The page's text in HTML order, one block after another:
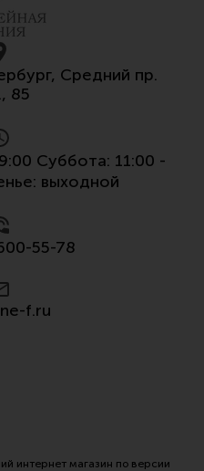
Средний пр.
85
Суббота: 11:00 -
выходной
55-78
f.ru
интернет магазин по версии